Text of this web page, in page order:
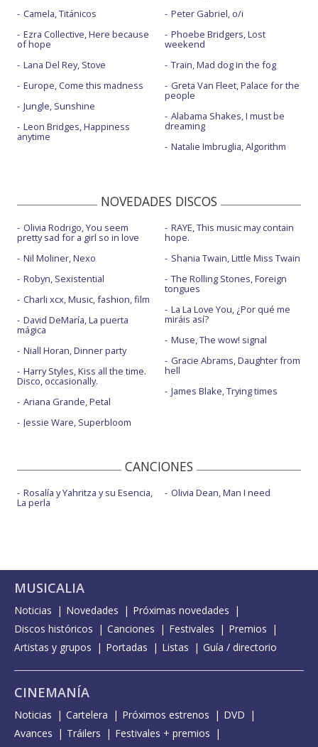
Camela, Titánicos
Ezra Collective, Here because
of hope
Lana Del Rey, Stove
Europe, Come this madness
Jungle, Sunshine
Leon Bridges, Happiness
anytime
Peter Gabriel, o/i
Phoebe Bridgers, Lost
weekend
Train, Mad dog in the fog
Greta Van Fleet, Palace for the
people
Alabama Shakes, I must be
dreaming
Natalie Imbruglia, Algorithm
NOVEDADES DISCOS
Olivia Rodrigo, You seem
pretty sad for a girl so in love
Nil Moliner, Nexo
Robyn, Sexistential
Charli xcx, Music, fashion, film
David DeMaría, La puerta
mágica
Niall Horan, Dinner party
Harry Styles, Kiss all the time.
Disco, occasionally.
Ariana Grande, Petal
Jessie Ware, Superbloom
RAYE, This music may contain
hope.
Shania Twain, Little Miss Twain
The Rolling Stones, Foreign
tongues
La La Love You, ¿Por qué me
miráis así?
Muse, The wow! signal
Gracie Abrams, Daughter from
hell
James Blake, Trying times
CANCIONES
Rosalía y Yahritza y su Esencia,
La perla
Olivia Dean, Man I need
MUSICALIA
Noticias Novedades
Próximas novedades
Discos históricos
Canciones Festivales
Premios
Artistas y grupos
Portadas Listas Guía / directorio
CINEMANÍA
Noticias Cartelera Próximos estrenos
DVD
Avances
Tráilers
Festivales + premios